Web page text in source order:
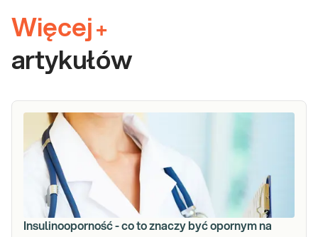
Więcej +
artykułów
Insulinooporność - co to znaczy być opornym na